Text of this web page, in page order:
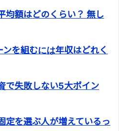
均額はどのくらい？ 無し
を組むには年収はどれく
で失敗しない5大ポイン
定を選ぶ人が増えているっ